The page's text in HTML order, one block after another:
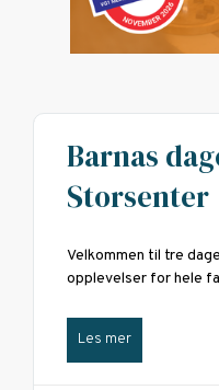
Barnas
Storsenter
Velkommen til tre
opplevelser for hele
Les mer